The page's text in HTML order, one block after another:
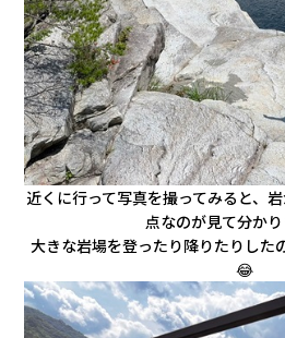
近くに行って写真を撮ってみると、
点なのが見て分か
大きな岩場を登ったり降りたりし
😂